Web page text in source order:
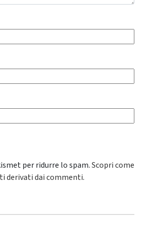
per ridurre lo spam.Scopri come
derivati dai commenti.